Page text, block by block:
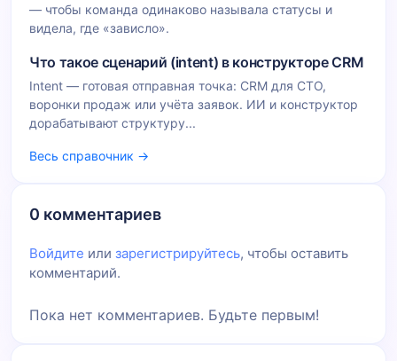
— чтобы команда одинаково называла статусы и
видела, где «зависло».
Что такое сценарий (intent) в конструкторе CRM
Intent — готовая отправная точка: CRM для СТО,
воронки продаж или учёта заявок. ИИ и конструктор
дорабатывают структуру...
Весь справочник →
0 комментариев
Войдите или зарегистрируйтесь, чтобы оставить
комментарий.
Пока нет комментариев. Будьте первым!